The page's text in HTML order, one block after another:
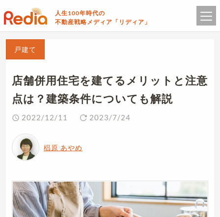
人生100年時代の
不動産戦略メディア「リディア」
戸建て
店舗併用住宅を建てるメリットと注意
点は？建築条件についても解説
2022/12/11 2023/7/24
椙原 あやめ